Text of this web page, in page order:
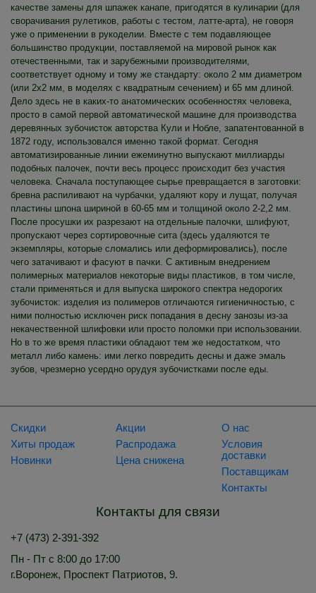
качестве замены для шпажек канапе, пригодятся в кулинарии (для
сворачивания рулетиков, работы с тестом, латте-арта), не говоря
уже о применении в рукоделии. Вместе с тем подавляющее
большинство продукции, поставляемой на мировой рынок как
отечественными, так и зарубежными производителями,
соответствует одному и тому же стандарту: около 2 мм диаметром
(или 2х2 мм, в моделях с квадратным сечением) и 65 мм длиной.
Дело здесь не в каких-то анатомических особенностях человека,
просто в самой первой автоматической машине для производства
деревянных зубочисток авторства Кули и Нобле, запатентованной в
1872 году, использовался именно такой формат. Сегодня
автоматизированные линии ежеминутно выпускают миллиарды
подобных палочек, почти весь процесс происходит без участия
человека. Сначала поступающее сырье превращается в заготовки:
бревна распиливают на чурбачки, удаляют кору и лущат, получая
пластины шпона шириной в 60-65 мм и толщиной около 2-2,2 мм.
После просушки их разрезают на отдельные палочки, шлифуют,
пропускают через сортировочные сита (здесь удаляются те
экземпляры, которые сломались или деформировались), после
чего затачивают и фасуют в пачки. С активным внедрением
полимерных материалов некоторые виды пластиков, в том числе,
стали применяться и для выпуска широкого спектра недорогих
зубочисток: изделия из полимеров отличаются гигиеничностью, с
ними полностью исключен риск попадания в десну занозы из-за
некачественной шлифовки или просто поломки при использовании.
Но в то же время пластики обладают тем же недостатком, что
металл либо камень: ими легко повредить десны и даже эмаль
зубов, чрезмерно усердно орудуя зубочистками после еды.
Скидки
Хиты продаж
Новинки
Акции
Распродажа
Цена снижена
О нас
Условия
доставки
Поставщикам
Контакты
Контакты для связи
+7 (473) 2-391-392
Пн - Пт с 8:00 до 17:00
г.Воронеж, Проспект Патриотов, 9.